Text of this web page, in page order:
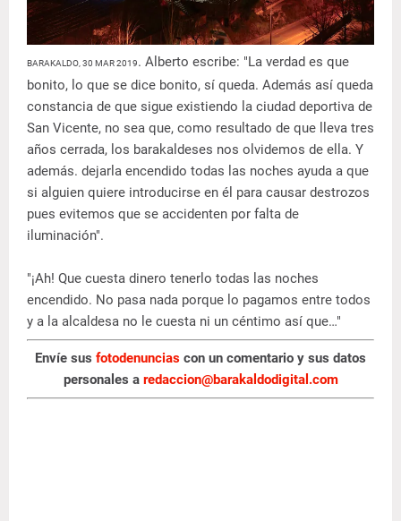
BARAKALDO, 30 MAR 2019. Alberto escribe: "La verdad es que
bonito, lo que se dice bonito, sí queda. Además así queda
constancia de que sigue existiendo la ciudad deportiva de
San Vicente, no sea que, como resultado de que lleva tres
años cerrada, los barakaldeses nos olvidemos de ella. Y
además. dejarla encendido todas las noches ayuda a que
si alguien quiere introducirse en él para causar destrozos
pues evitemos que se accidenten por falta de
iluminación".
"¡Ah! Que cuesta dinero tenerlo todas las noches
encendido. No pasa nada porque lo pagamos entre todos
y a la alcaldesa no le cuesta ni un céntimo así que…"
Envíe sus fotodenuncias con un comentario y sus datos
personales a redaccion@barakaldodigital.com